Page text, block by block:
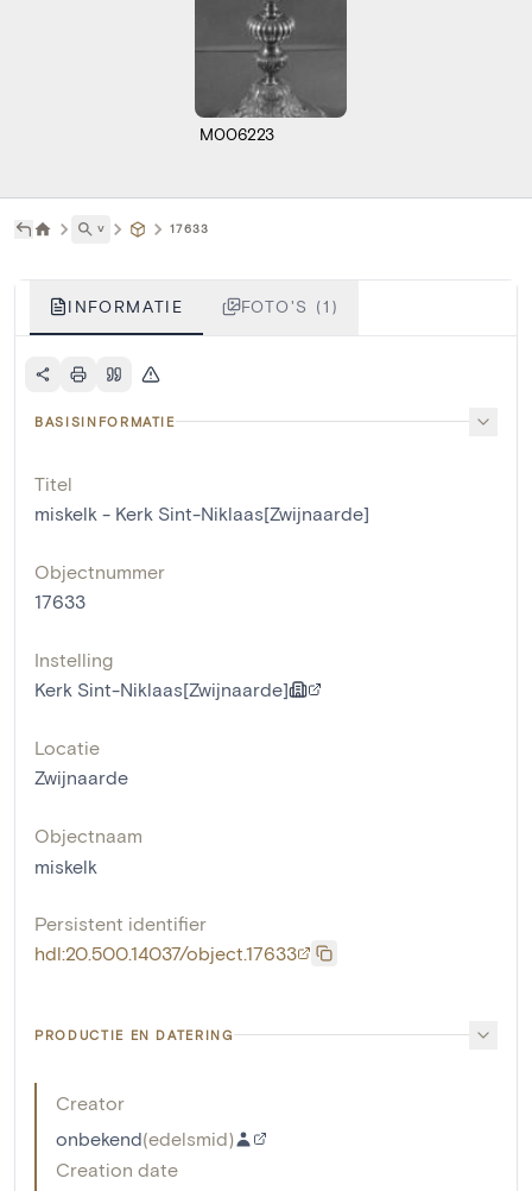
M006223
˅ 17633
INFORMATIE FOTO'S (1)
BASISINFORMATIE
Titel
miskelk - Kerk Sint-Niklaas[Zwijnaarde]
Objectnummer
17633
Instelling
Kerk Sint-Niklaas[Zwijnaarde]
Locatie
Zwijnaarde
Objectnaam
miskelk
Persistent identifier
hdl:20.500.14037/object.17633
PRODUCTIE EN DATERING
Creator
onbekend(edelsmid)
Creation date